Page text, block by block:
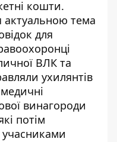
кошти.
актуальною тема
для
ВЛК та
ухилянтів
винагороди
потім
учасниками